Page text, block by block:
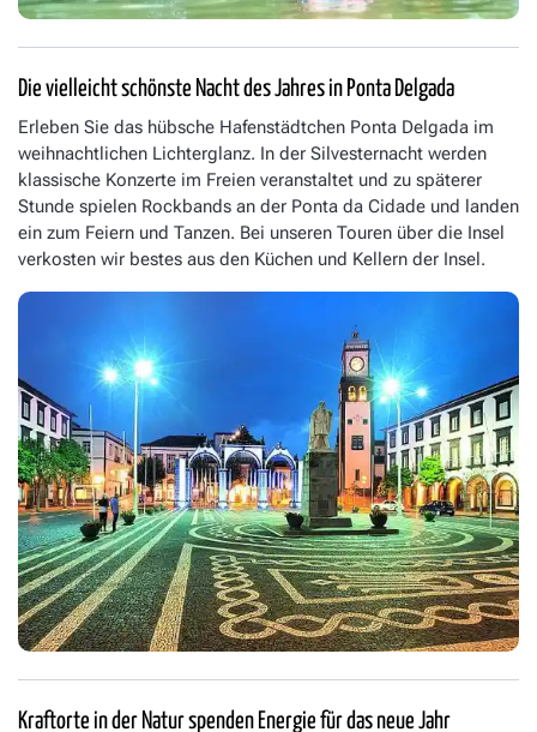
Die vielleicht schönste Nacht des Jahres in Ponta Delgada
Erleben Sie das hübsche Hafenstädtchen Ponta Delgada im
weihnachtlichen Lichterglanz. In der Silvesternacht werden
klassische Konzerte im Freien veranstaltet und zu späterer
Stunde spielen Rockbands an der Ponta da Cidade und landen
ein zum Feiern und Tanzen. Bei unseren Touren über die Insel
verkosten wir bestes aus den Küchen und Kellern der Insel.
Kraftorte in der Natur spenden Energie für das neue Jahr